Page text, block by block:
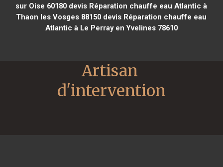
sur Oise 60180 devis Réparation chauffe eau Atlantic à
Thaon les Vosges 88150 devis Réparation chauffe eau
Atlantic à Le Perray en Yvelines 78610
Artisan
d'intervention